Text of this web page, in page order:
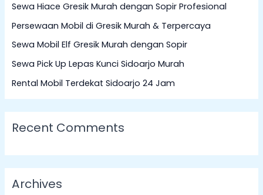
f
o
r
:
Sewa Hiace Gresik Murah dengan Sopir Profesional
Persewaan Mobil di Gresik Murah & Terpercaya
Sewa Mobil Elf Gresik Murah dengan Sopir
Sewa Pick Up Lepas Kunci Sidoarjo Murah
Rental Mobil Terdekat Sidoarjo 24 Jam
Recent Comments
Archives